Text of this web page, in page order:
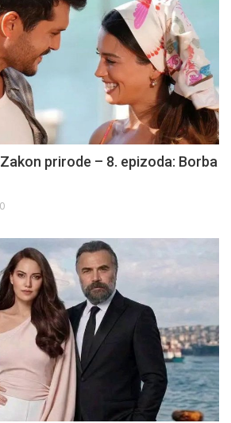
prirode – 8. epizoda: Borba
0